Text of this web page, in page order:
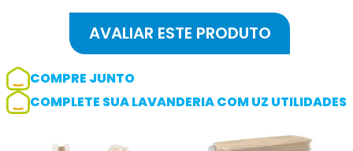
Adicionar avaliação
Avaliação
COMPRE JUNTO
COMPLETE SUA LAVANDERIA COM UZ UTILIDADES